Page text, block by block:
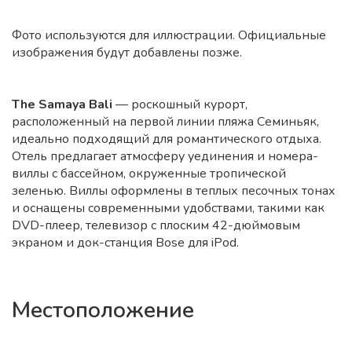
Фото используются для иллюстрации. Официальные
изображения будут добавлены позже.
The Samaya Bali — роскошный курорт,
расположенный на первой линии пляжа Семиньяк,
идеально подходящий для романтического отдыха.
Отель предлагает атмосферу уединения и номера-
виллы с бассейном, окруженные тропической
зеленью. Виллы оформлены в теплых песочных тонах
и оснащены современными удобствами, такими как
DVD-плеер, телевизор с плоским 42-дюймовым
экраном и док-станция Bose для iPod.
Местоположение